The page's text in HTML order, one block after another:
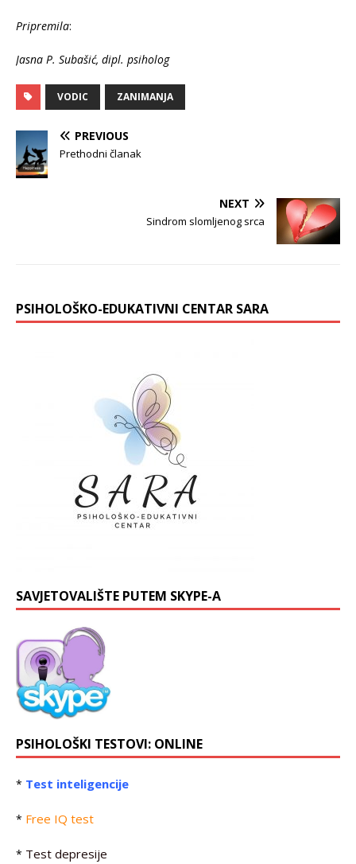
Pripremila:
Jasna P. Subašić, dipl. psiholog
VODIC ZANIMANJA
PREVIOUS
Prethodni članak
NEXT
Sindrom slomljenog srca
PSIHOLOŠKO-EDUKATIVNI CENTAR SARA
SAVJETOVALIŠTE PUTEM SKYPE-A
PSIHOLOŠKI TESTOVI: ONLINE
* Test inteligencije
* Free IQ test
* Test depresije